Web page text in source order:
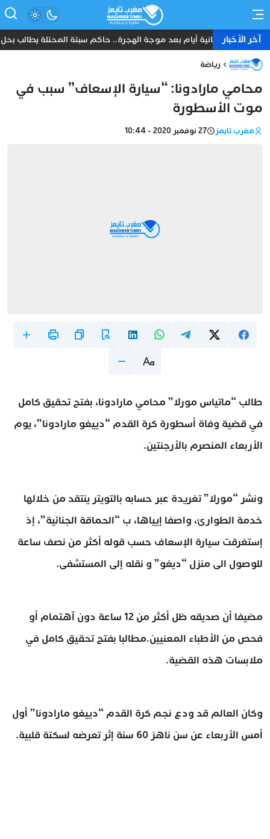
آخر الأخبارثمانية أيام بعد موجة الهجرة.. حاكم سبتة المحتلة يطالب بحل
رياضة
محامي مارادونا: “سيارة الإسعاف” سبب في
موت الأسطورة
مغرب تايمز 27 نوفمبر 2020 - 10:44
طالب “ماتياس مورلا” محامي مارادونا، بفتح تحقيق كامل
في قضية وفاة أسطورة كرة القدم “دييغو مارادونا”، يوم
الأربعاء المنصرم بالأرجنتين.
ونشر “مورلا” تغريدة عبر حسابه بالتويتر ينتقد من خلالها
خدمة الطوارئ، واصفا إيياها، ب “الحماقة الجنائية”، إذ
إستغرقت سيارة الإسعاف حسب قوله أكثر من نصف ساعة
للوصول الى منزل “ديغو” و نقله إلى المستشفى.
مضيفا أن صديقه ظل أكثر من 12 ساعة دون آهتمام أو
فحص من الأطباء المعنيين.مطالبا بفتح تحقيق كامل في
ملابسات هذه القضية.
وكان العالم قد ودع نجم كرة القدم “دييغو مارادونا” أول
أمس الأربعاء عن سن ناهز 60 سنة إثر تعرضه لسكتة قلبية.